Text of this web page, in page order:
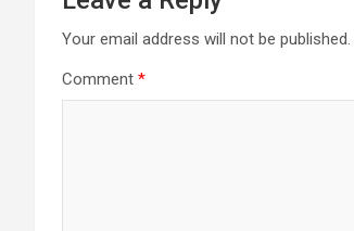
Your email address will not be published.
Comment *